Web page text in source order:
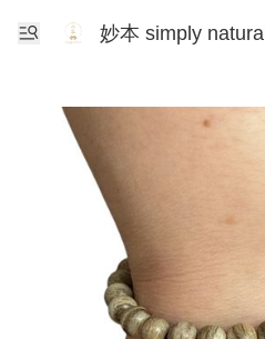
妙本 simply natural